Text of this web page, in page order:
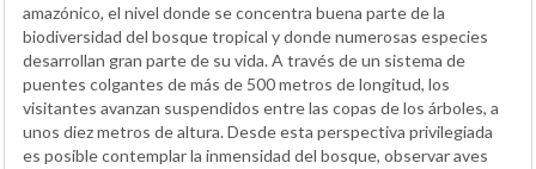
amazónico, el nivel donde se concentra buena parte de la
biodiversidad del bosque tropical y donde numerosas especies
desarrollan gran parte de su vida. A través de un sistema de
puentes colgantes de más de 500 metros de longitud, los
visitantes avanzan suspendidos entre las copas de los árboles, a
unos diez metros de altura. Desde esta perspectiva privilegiada
es posible contemplar la inmensidad del bosque, observar aves